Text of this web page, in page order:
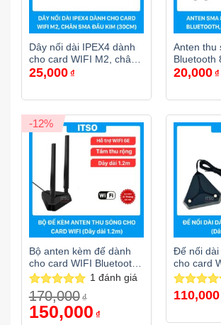
Dây nối dài IPEX4 dành
cho card WIFI M2, chân
cắm SMA đầu kim dài
25,000 ₫
Anten thu
Bluetooth
trong)
20,000 ₫
-12%
Bộ anten kèm đế dành
cho card WIFI Bluetooth
– Dây 1.2m
Được xếp
hạng5.00
5 sao
1 đánh giá
170,000 ₫
Giá
gốc
150,000 ₫hiện
Đế nối dài
cho card
– Dây
Được xếp
110,000